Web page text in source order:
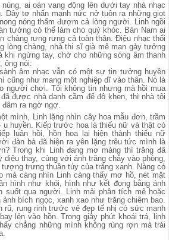
ai oán vang động lên dưới tay nhà nhạc
Dây tơ nhấn mạnh nức nở tuôn ra những giọt
nóng thấm đượm cả lòng người. Linh ngồi
tưởng có thể làm cho quỷ khóc. Bản Nam ai
chàng rưng rưng cả toàn thân. Điệu nhạc thổi
lòng chàng, nhà thi sĩ già mê man gảy tưởng
ngừng tay, chờ cho những sóng âm thanh
ông nói:
âm nhạc vẫn có một sự tin tưởng huyền
cũng như mang một nghiệp dĩ vào thân. Nó là
người chơi. Tôi không tin nhưng mà hồi mua
được nhà danh cầm đế đô khen, thì nhà tôi
ra ngờ ngợ.
mình, Linh lặng nhìn cây hoa mẫu đơn, trầm
u huyền. Kiếp trước hoa là thiếu nữ và thật có
luân hồi, hồn hoa lại hiện thành thiếu nữ
đàn bà đã hiện ra yên lặng trêu tức mình là
Trong khi Linh đang mơ màng thì trăng đã
diệu thay, cùng với ánh trăng chảy vào phòng,
trưng thuần túy của trăng xanh. Nàng có
mà càng nhìn Linh càng thấy mơ hồ, nét mặt
hình như khói, hình như kết đọng bằng ánh
suốt qua người. Linh mải phân tích mê hoặc
bích ngọc, xanh xao như trăng chiêm bao.
rũ, rung rinh trước vẻ đẹp tế nhị có sức mạnh
lẻn vào hồn. Trong giây phút khoái trá, linh
chẳng những mình không rùng rợn mà trái